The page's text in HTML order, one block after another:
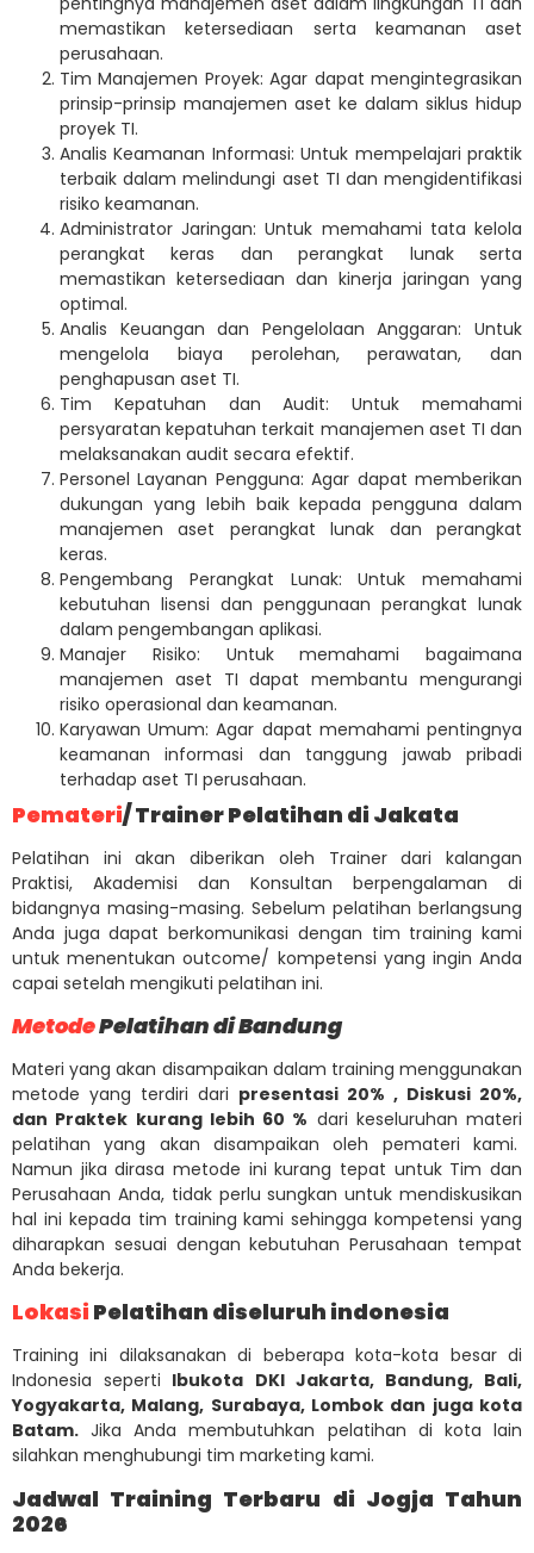
memastikan ketersediaan serta keamanan aset
perusahaan.
Tim Manajemen Proyek: Agar dapat mengintegrasikan
prinsip-prinsip manajemen aset ke dalam siklus hidup
proyek TI.
Analis Keamanan Informasi: Untuk mempelajari praktik
terbaik dalam melindungi aset TI dan mengidentifikasi
risiko keamanan.
Administrator Jaringan: Untuk memahami tata kelola
perangkat keras dan perangkat lunak serta
memastikan ketersediaan dan kinerja jaringan yang
optimal.
Analis Keuangan dan Pengelolaan Anggaran: Untuk
mengelola biaya perolehan, perawatan, dan
penghapusan aset TI.
Tim Kepatuhan dan Audit: Untuk memahami
persyaratan kepatuhan terkait manajemen aset TI dan
melaksanakan audit secara efektif.
Personel Layanan Pengguna: Agar dapat memberikan
dukungan yang lebih baik kepada pengguna dalam
manajemen aset perangkat lunak dan perangkat
keras.
Pengembang Perangkat Lunak: Untuk memahami
kebutuhan lisensi dan penggunaan perangkat lunak
dalam pengembangan aplikasi.
Manajer Risiko: Untuk memahami bagaimana
manajemen aset TI dapat membantu mengurangi
risiko operasional dan keamanan.
Karyawan Umum: Agar dapat memahami pentingnya
keamanan informasi dan tanggung jawab pribadi
terhadap aset TI perusahaan.
Pemateri/ Trainer Pelatihan di Jakata
Pelatihan ini akan diberikan oleh Trainer dari kalangan
Praktisi, Akademisi dan Konsultan berpengalaman di
bidangnya masing-masing. Sebelum pelatihan berlangsung
Anda juga dapat berkomunikasi dengan tim training kami
untuk menentukan outcome/ kompetensi yang ingin Anda
capai setelah mengikuti pelatihan ini.
MetodePelatihan di Bandung
Materi yang akan disampaikan dalam training menggunakan
metode yang terdiri dari presentasi 20% , Diskusi 20%,
dan Praktek kurang lebih 60 % dari keseluruhan materi
pelatihan yang akan disampaikan oleh pemateri kami.
Namun jika dirasa metode ini kurang tepat untuk Tim dan
Perusahaan Anda, tidak perlu sungkan untuk mendiskusikan
hal ini kepada tim training kami sehingga kompetensi yang
diharapkan sesuai dengan kebutuhan Perusahaan tempat
Anda bekerja.
Lokasi Pelatihan diseluruh indonesia
Training ini dilaksanakan di beberapa kota-kota besar di
Indonesia seperti Ibukota DKI Jakarta, Bandung, Bali,
Yogyakarta, Malang, Surabaya, Lombok dan juga kota
Batam. Jika Anda membutuhkan pelatihan di kota lain
silahkan menghubungi tim marketing kami.
Jadwal Training Terbaru di Jogja Tahun
2026